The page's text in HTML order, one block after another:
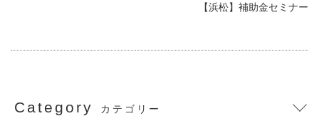
【浜松】補助金セミナー
Category カテゴリー